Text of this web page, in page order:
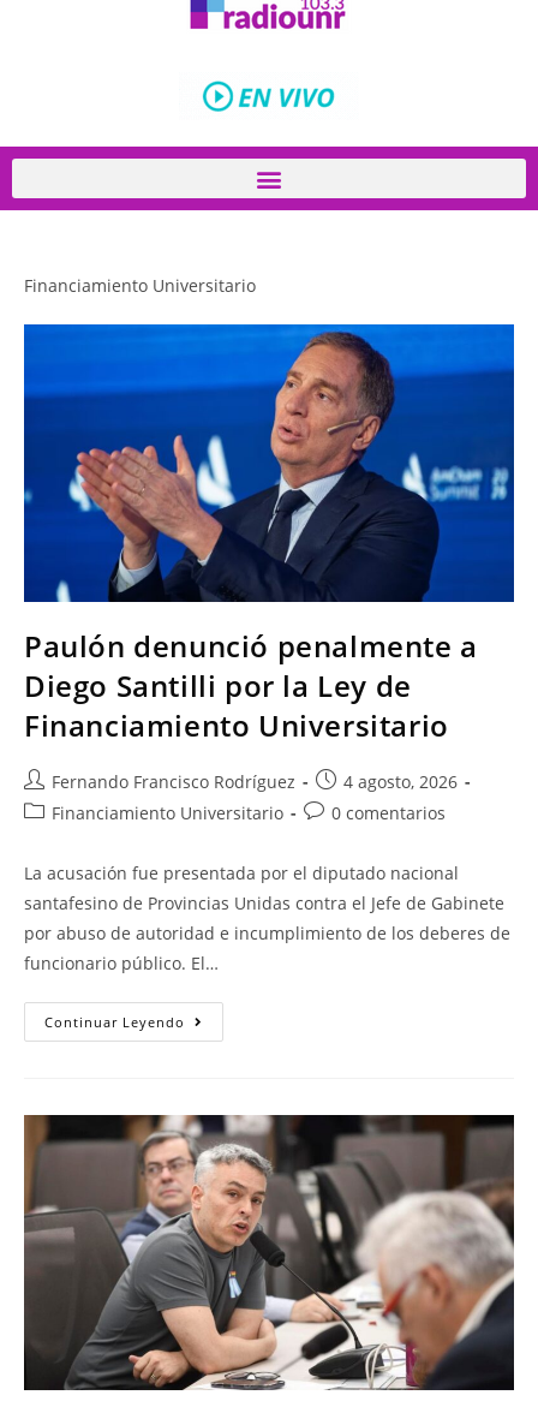
Financiamiento Universitario
Paulón denunció penalmente a
Diego Santilli por la Ley de
Financiamiento Universitario
Fernando Francisco Rodríguez
4 agosto, 2026
Financiamiento Universitario
0 comentarios
La acusación fue presentada por el diputado nacional
santafesino de Provincias Unidas contra el Jefe de Gabinete
por abuso de autoridad e incumplimiento de los deberes de
funcionario público. El…
Continuar Leyendo